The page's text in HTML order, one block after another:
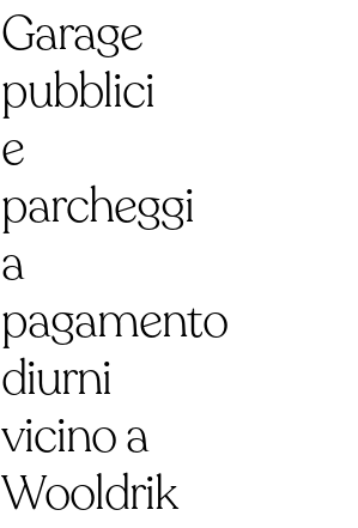
Garage
pubblici
e
parcheggi
a
pagamento
diurni
vicino a
Wooldrik